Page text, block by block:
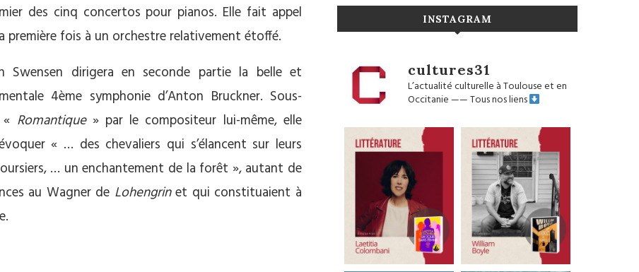
des cinq concertos pour pianos. Elle fait appel
première fois à un orchestre relativement étoffé.
Swensen dirigera en seconde partie la belle et
4ème symphonie d’Anton Bruckner. Sous-
Romantique» par le compositeur lui-même, elle
« … des chevaliers qui s’élancent sur leurs
… un enchantement de la forêt », autant de
au Wagner de Lohengrinet qui constituaient à
INSTAGRAM
cultures31
L’actualité culturelle à Toulouse et en
Occitanie——Tous nos liens